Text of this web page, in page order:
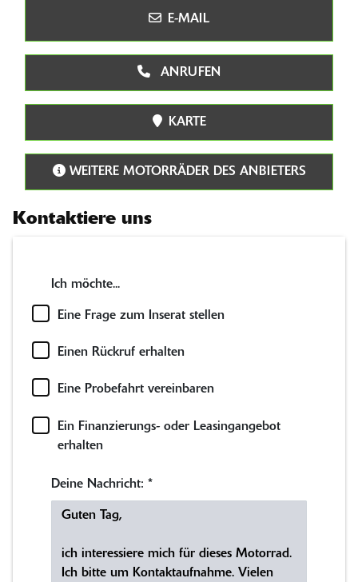
E-MAIL
ANRUFEN
KARTE
WEITERE MOTORRÄDER DES ANBIETERS
Kontaktiere uns
Ich möchte...
Eine Frage zum Inserat stellen
Einen Rückruf erhalten
Eine Probefahrt vereinbaren
Ein Finanzierungs- oder Leasingangebot
erhalten
Deine Nachricht: *